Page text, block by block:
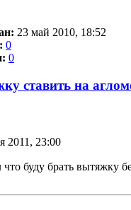
23 май 2010, 18:52
0
0
ставить на
2011, 23:00
буду брать вытяжку